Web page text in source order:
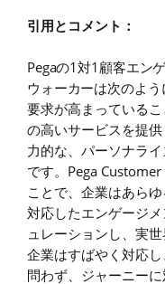
引用とコメント：
Pegaの1対1 顧客エン
ウォーカーは次のよう
要求が高まっている
の高いサービスを提
力的な、パーソナラ
です。 Pega
ことで、企業はあら
対応したエンゲージ
ュレーションし、実
企業はすばやく対応
問わず、ジャーニー